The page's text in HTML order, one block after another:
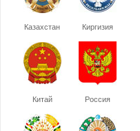
Казахстан Киргизия
Китай Россия